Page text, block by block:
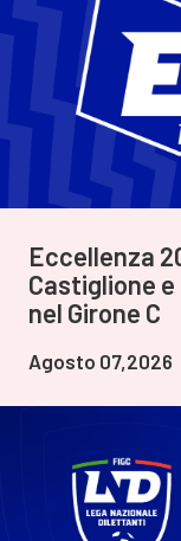
Eccellenza
Castiglione
nel Girone C
Agosto 07,2026